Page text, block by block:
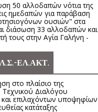
50 αλλοδαπών νότια της
ημεδαπών για παράβαση
ουσιών" στα
διάσωση 33 αλλοδαπών και
τους στην Αγία Γαλήνη -
ΕΛ.ΑΚΤ.
στο πλαίσιο της
Τεχνικού Διαλόγου
και επιλαχόντων υποψηφίων
κατάταξης